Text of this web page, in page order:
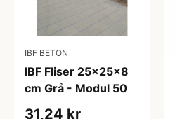
IBF BETON
IBF Fliser 25x25x8
cm Grå - Modul 50
31,24 kr